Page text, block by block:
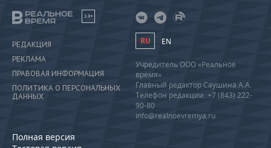
18+
РЕДАКЦИЯ
РЕКЛАМА
ПРАВОВАЯ ИНФОРМАЦИЯ
ПОЛИТИКА О ПЕРСОНАЛЬНЫХ
ДАННЫХ
Полная версия
RU EN
Учредитель ООО «Реальное
время»
Главный редактор Саушина А.А.
Телефон редакции: +7 (843) 222-
90-80
info@realnoevremya.ru